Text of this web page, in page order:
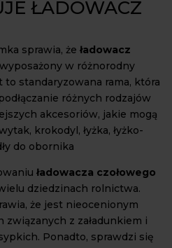
ŁADOWACZ
sprawia, żeładowacz
w różnorodny
standaryzowana rama, która
różnych rodzajów
akcesoriów, jakie mogą
krokodyl, łyżka, łyżko-
do obornika
ładowacza czołowego
dziedzinach rolnictwa.
że jest nieocenionym
z załadunkiem i
Ponadto, sprawdzi się